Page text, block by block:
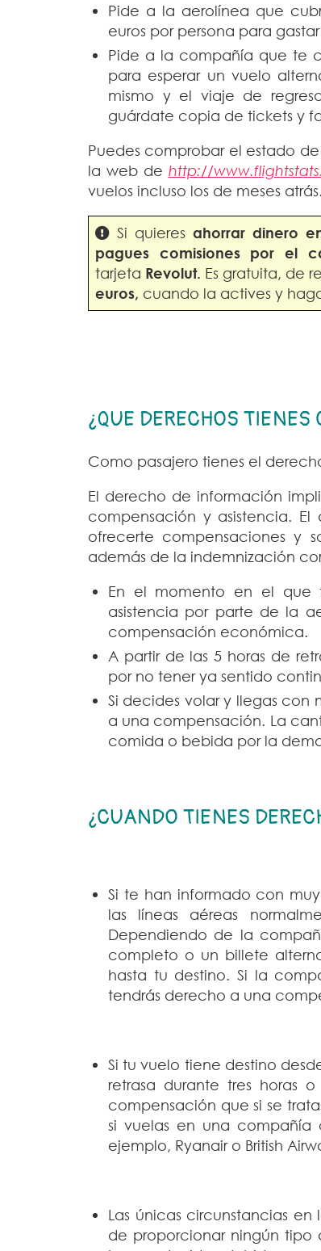
Pide a la aerolínea que
euros por persona para
Pide a la compañía que te
para esperar un vuelo
mismo y el viaje de
guárdate copia de tickets y
Puedes comprobar el estado
la web de http://
vuelos incluso los de meses atrás.
Si quieres ahorrar dinero
pagues comisiones por el
tarjeta Revolut. Es gratuita, de
euros, cuando la actives y
¿QUE DERECHOS TIENES
Como pasajero tienes el
El derecho de información
compensación y asistencia.
ofrecerte compensaciones y
además de la indemnización
En el momento en el que
asistencia por parte de la
compensación económica.
A partir de las 5 horas de
por no tener ya sentido
Si decides volar y llegas con
a una compensación. La
comida o bebida por la
¿CUANDO TIENES
Si te han informado con
las líneas aéreas
Dependiendo de la
completo o un billete
hasta tu destino. Si la
tendrás derecho a una
Si tu vuelo tiene destino
retrasa durante tres horas
compensación que si se
si vuelas en una
ejemplo, Ryanair o British
Las únicas circunstancias
de proporcionar ningún